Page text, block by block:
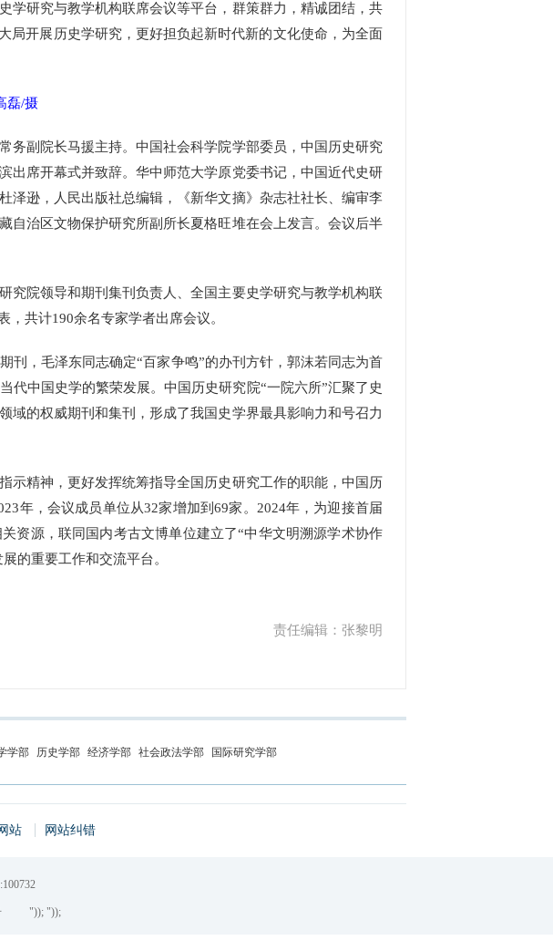
研究与教学机构联席会议等平台，群策群力，精诚团结，共
局开展历史学研究，更好担负起新时代新的文化使命，为全面
磊/摄
副院长马援主持。中国社会科学院学部委员，中国历史研究
出席开幕式并致辞。华中师范大学原党委书记，中国近代史研
泽逊，人民出版社总编辑，《新华文摘》杂志社社长、编审李
自治区文物保护研究所副所长夏格旺堆在会上发言。会议后半
院领导和期刊集刊负责人、全国主要史学研究与教学机构联
共计190余名专家学者出席会议。
，毛泽东同志确定“百家争鸣”的办刊方针，郭沫若同志为首
代中国史学的繁荣发展。中国历史研究院“一院六所”汇聚了史
域的权威期刊和集刊，形成了我国史学界最具影响力和号召力
精神，更好发挥统筹指导全国历史研究工作的职能，中国历
年，会议成员单位从32家增加到69家。2024年，为迎接首届
资源，联同国内考古文博单位建立了“中华文明溯源学术协作
的重要工作和交流平台。
责任编辑：张黎明
学部 历史学部 经济学部 社会政法学部 国际研究学部
站 网站纠错
")); "));